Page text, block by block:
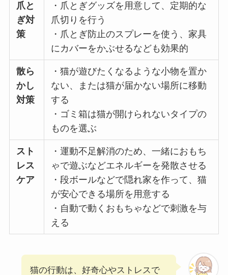
爪と
ぎ対
策
・爪とぎグッズを用意して、定期的な
爪切りを行う
・爪とぎ防止のスプレーを使う、家具
にカバーをかぶせるなども効果的
散ら
かし
対策
・猫が遊びたくなるような小物を置か
ない、または猫が届かない場所に移動
する
・ゴミ箱は猫が開けられないタイプの
ものを選ぶ
スト
レス
ケア
・運動不足解消のため、一緒におもち
ゃで遊ぶなどエネルギーを発散させる
・段ボールなどで隠れ家を作って、猫
が安心できる場所を用意する
・自動で動くおもちゃなどで刺激を与
える
猫の行動は、好奇心やストレスで